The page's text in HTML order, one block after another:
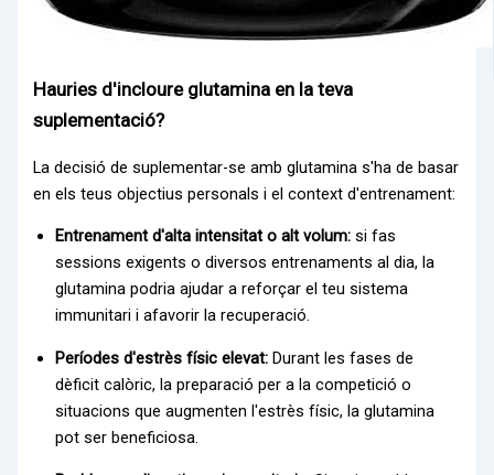
Hauries d'incloure glutamina en la teva
suplementació?
La decisió de suplementar-se amb glutamina s'ha de basar
en els teus objectius personals i el context d'entrenament:
Entrenament d'alta intensitat o alt volum: si fas
sessions exigents o diversos entrenaments al dia, la
glutamina podria ajudar a reforçar el teu sistema
immunitari i afavorir la recuperació.
Períodes d'estrès físic elevat: Durant les fases de
dèficit calòric, la preparació per a la competició o
situacions que augmenten l'estrès físic, la glutamina
pot ser beneficiosa.